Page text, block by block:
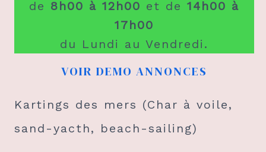
de 8h00 à 12h00 et de 14h00 à
17h00
du Lundi au Vendredi.
VOIR DEMO ANNONCES
Kartings des mers (Char à voile,
sand-yacth, beach-sailing)